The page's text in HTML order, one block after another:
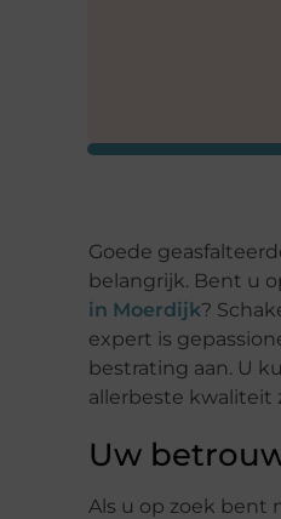
Goede
belangrijk. Bent u
in Moerdijk?
expert is
bestrating aan. U
allerbeste kwaliteit
Uw
Als u op zoek bent